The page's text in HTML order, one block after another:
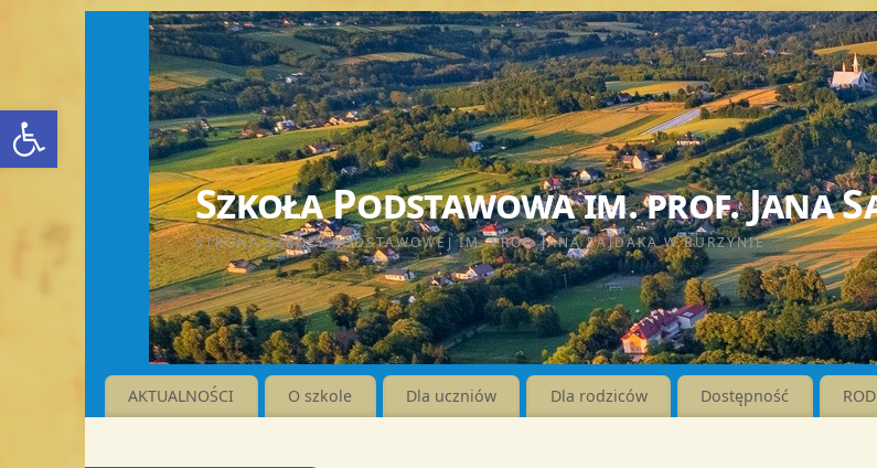
Otwórz pasek narzędzi
Szkoła Podstawowa im. prof. Jana
STRONA SZKOŁY PODSTAWOWEJ IM. PROF. JANA SAJDAKA W BURZYNIE
AKTUALNOŚCI O szkole Dla uczniów Dla rodziców Dostępność